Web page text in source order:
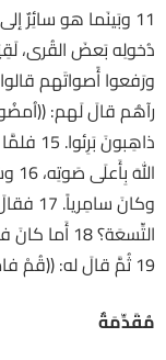
رآهُم قالَ لَهم:
وكانَ
التِّسعَة؟
19 ثُمَّ قالَ له: ((قُمْ فامضِ، إِيمانُكَ خَلَّصَكَ)).
مُقَدِّمَةٌ